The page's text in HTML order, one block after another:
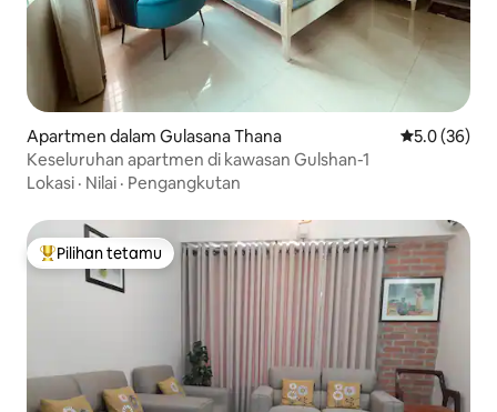
Apartmen dalam Gulasana Thana Penarafan
5.0 (36)
Keseluruhan apartmen di kawasan Gulshan-1
Lokasi · Nilai · Pengangkutan
Pilihan utama tetamu
Pilihan tetamu